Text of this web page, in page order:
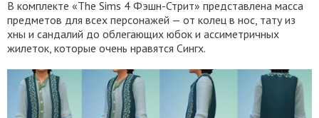
В комплекте «The Sims 4 Фэшн-Стрит» представлена масса
предметов для всех персонажей — от колец в нос, тату из
хны и сандалий до облегающих юбок и ассиметричных
жилеток, которые очень нравятся Сингх.